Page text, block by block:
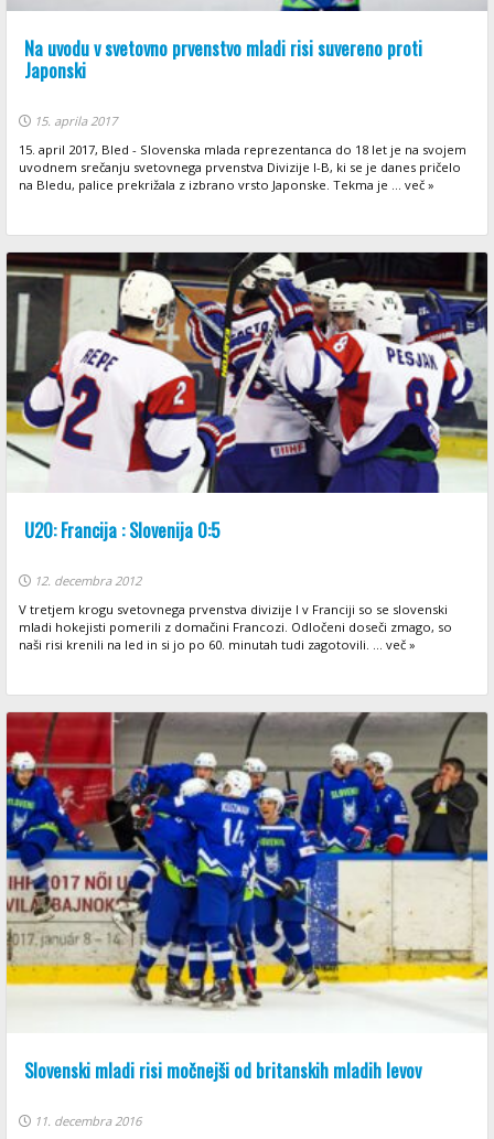
Na uvodu v svetovno prvenstvo mladi risi suvereno proti
Japonski
15. aprila 2017
15. april 2017, Bled - Slovenska mlada reprezentanca do 18 let je na svojem
uvodnem srečanju svetovnega prvenstva Divizije I-B, ki se je danes pričelo
na Bledu, palice prekrižala z izbrano vrsto Japonske. Tekma je ... več »
U20: Francija : Slovenija 0:5
12. decembra 2012
V tretjem krogu svetovnega prvenstva divizije I v Franciji so se slovenski
mladi hokejisti pomerili z domačini Francozi. Odločeni doseči zmago, so
naši risi krenili na led in si jo po 60. minutah tudi zagotovili. ... več »
Slovenski mladi risi močnejši od britanskih mladih levov
11. decembra 2016